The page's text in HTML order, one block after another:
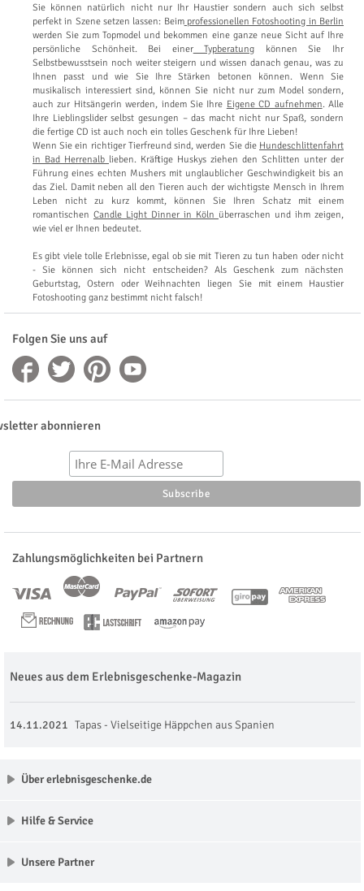
Sie können natürlich nicht nur Ihr Haustier sondern auch sich selbst
perfekt in Szene setzen lassen: Beimprofessionellen Fotoshooting in Berlin
werden Sie zum Topmodel und bekommen eine ganze neue Sicht auf Ihre
persönliche Schönheit. Bei einerTypberatung können Sie Ihr
Selbstbewusstsein noch weiter steigern und wissen danach genau, was zu
Ihnen passt und wie Sie Ihre Stärken betonen können. Wenn Sie
musikalisch interessiert sind, können Sie nicht nur zum Model sondern,
auch zur Hitsängerin werden, indem Sie Ihre Eigene CD aufnehmen. Alle
Ihre Lieblingslider selbst gesungen – das macht nicht nur Spaß, sondern
die fertige CD ist auch noch ein tolles Geschenk für Ihre Lieben!
Wenn Sie ein richtiger Tierfreund sind, werden Sie die Hundeschlittenfahrt
in Bad Herrenalb lieben. Kräftige Huskys ziehen den Schlitten unter der
Führung eines echten Mushers mit unglaublicher Geschwindigkeit bis an
das Ziel. Damit neben all den Tieren auch der wichtigste Mensch in Ihrem
Leben nicht zu kurz kommt, können Sie Ihren Schatz mit einem
romantischen Candle Light Dinner in Köln überraschen und ihm zeigen,
wie viel er Ihnen bedeutet.
Es gibt viele tolle Erlebnisse, egal ob sie mit Tieren zu tun haben oder nicht
- Sie können sich nicht entscheiden? Als Geschenk zum nächsten
Geburtstag, Ostern oder Weihnachten liegen Sie mit einem Haustier
Fotoshooting ganz bestimmt nicht falsch!
Folgen Sie uns auf
abonnieren
Zahlungsmöglichkeiten bei Partnern
Neues aus dem Erlebnisgeschenke-Magazin
14.11.2021 Tapas - Vielseitige Häppchen aus Spanien
Über erlebnisgeschenke.de
Hilfe & Service
Unsere Partner